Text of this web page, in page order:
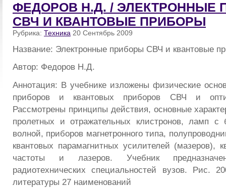
ФЕДОРОВ Н.Д. / ЭЛЕКТРОННЫЕ
СВЧ И КВАНТОВЫЕ ПРИБОРЫ
Рубрика: Техника 20 Сентябрь 2009
Название: Электронные приборы СВЧ и квантовые
Автор: Федоров Н.Д.
Аннотация: В учебнике изложены физические
приборов и квантовых приборов СВЧ и
Рассмотрены принципы действия, основные
пролетных и отражательных клистронов, ламп с
волной, приборов магнетронного типа,
квантовых парамагнитных усилителей (мазеров),
частоты и лазеров. Учебник
радиотехнических специальностей вузов. Рис.
литературы 27 наименований